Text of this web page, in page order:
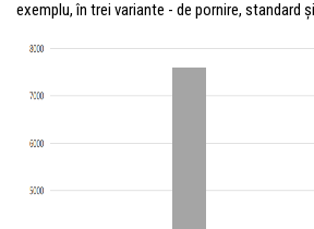
exemplu, în trei variante - de pornire, standard